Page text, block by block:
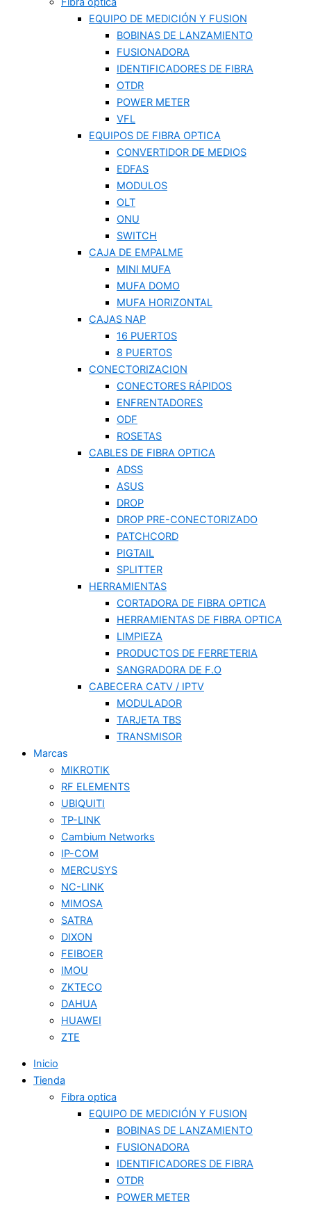
EQUIPO DE MEDICIÓN Y FUSION
BOBINAS DE LANZAMIENTO
FUSIONADORA
IDENTIFICADORES DE FIBRA
OTDR
POWER METER
VFL
EQUIPOS DE FIBRA OPTICA
CONVERTIDOR DE MEDIOS
EDFAS
MODULOS
OLT
ONU
SWITCH
CAJA DE EMPALME
MINI MUFA
MUFA DOMO
MUFA HORIZONTAL
CAJAS NAP
16 PUERTOS
8 PUERTOS
CONECTORIZACION
CONECTORES RÁPIDOS
ENFRENTADORES
ODF
ROSETAS
CABLES DE FIBRA OPTICA
ADSS
ASUS
DROP
DROP PRE-CONECTORIZADO
PATCHCORD
PIGTAIL
SPLITTER
HERRAMIENTAS
CORTADORA DE FIBRA OPTICA
HERRAMIENTAS DE FIBRA OPTICA
LIMPIEZA
PRODUCTOS DE FERRETERIA
SANGRADORA DE F.O
CABECERA CATV / IPTV
MODULADOR
TARJETA TBS
TRANSMISOR
Marcas
MIKROTIK
RF ELEMENTS
UBIQUITI
TP-LINK
Cambium Networks
IP-COM
MERCUSYS
NC-LINK
MIMOSA
SATRA
DIXON
FEIBOER
IMOU
ZKTECO
DAHUA
HUAWEI
ZTE
Inicio
Tienda
Fibra optica
EQUIPO DE MEDICIÓN Y FUSION
BOBINAS DE LANZAMIENTO
FUSIONADORA
IDENTIFICADORES DE FIBRA
OTDR
POWER METER